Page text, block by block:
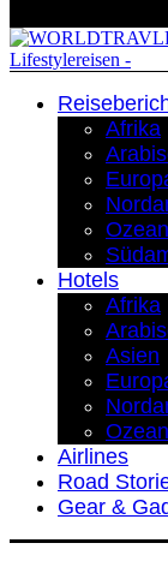
Afrika
Hotels
Afrika
Asien
Airlines
Road
Gear &